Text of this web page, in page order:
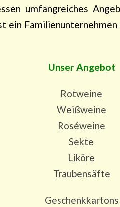
umfangreiches
ein
Unser Angebot
Rotweine
Weißweine
Roséweine
Sekte
Liköre
Traubensäfte
Geschenkkartons